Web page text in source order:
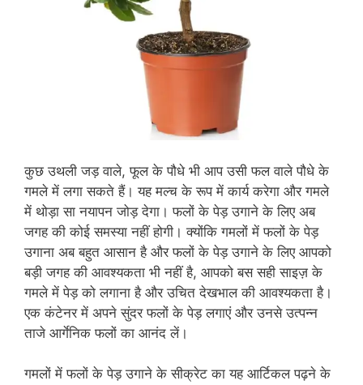
कुछ उथली जड़ वाले, फूल के पौधे भी आप उसी फल वाले पौधे के
गमले में लगा सकते हैं। यह मल्च के रूप में कार्य करेगा और गमले
में थोड़ा सा नयापन जोड़ देगा। फलों के पेड़ उगाने के लिए अब
जगह की कोई समस्या नहीं होगी। क्योंकि गमलों में फलों के पेड़
उगाना अब बहुत आसान है और फलों के पेड़ उगाने के लिए आपको
बड़ी जगह की आवश्यकता भी नहीं है, आपको बस सही साइज़ के
गमले में पेड़ को लगाना है और उचित देखभाल की आवश्यकता है।
एक कंटेनर में अपने सुंदर फलों के पेड़ लगाएं और उनसे उत्पन्न
ताजे आर्गेनिक फलों का आनंद लें।
गमलों में फलों के पेड़ उगाने के सीक्रेट का यह आर्टिकल पढ़ने के